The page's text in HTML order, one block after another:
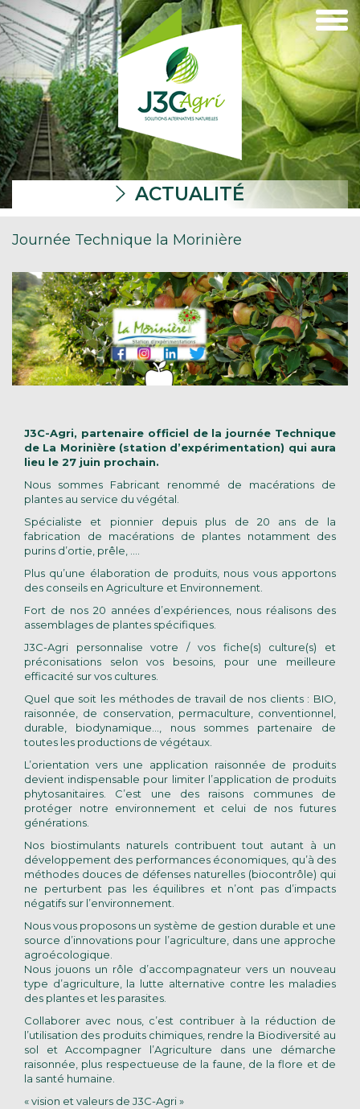
ACTUALITÉ
Journée Technique la Morinière
J3C-Agri, partenaire officiel de la journée Technique
de La Morinière (station d’expérimentation) qui aura
lieu le 27 juin prochain.
Nous sommes Fabricant renommé de macérations de
plantes au service du végétal.
Spécialiste et pionnier depuis plus de 20 ans de la
fabrication de macérations de plantes notamment des
purins d’ortie, prêle, ….
Plus qu’une élaboration de produits, nous vous apportons
des conseils en Agriculture et Environnement.
Fort de nos 20 années d’expériences, nous réalisons des
assemblages de plantes spécifiques.
J3C-Agri personnalise votre / vos fiche(s) culture(s) et
préconisations selon vos besoins, pour une meilleure
efficacité sur vos cultures.
Quel que soit les méthodes de travail de nos clients : BIO,
raisonnée, de conservation, permaculture, conventionnel,
durable, biodynamique…, nous sommes partenaire de
toutes les productions de végétaux.
L’orientation vers une application raisonnée de produits
devient indispensable pour limiter l’application de produits
phytosanitaires. C’est une des raisons communes de
protéger notre environnement et celui de nos futures
générations.
Nos biostimulants naturels contribuent tout autant à un
développement des performances économiques, qu’à des
méthodes douces de défenses naturelles (biocontrôle) qui
ne perturbent pas les équilibres et n’ont pas d’impacts
négatifs sur l’environnement.
Nous vous proposons un système de gestion durable et une
source d’innovations pour l’agriculture, dans une approche
agroécologique.
Nous jouons un rôle d’accompagnateur vers un nouveau
type d’agriculture, la lutte alternative contre les maladies
des plantes et les parasites.
Collaborer avec nous, c’est contribuer à la réduction de
l’utilisation des produits chimiques, rendre la Biodiversité au
sol et Accompagner l’Agriculture dans une démarche
raisonnée, plus respectueuse de la faune, de la flore et de
la santé humaine.
« vision et valeurs de J3C-Agri »